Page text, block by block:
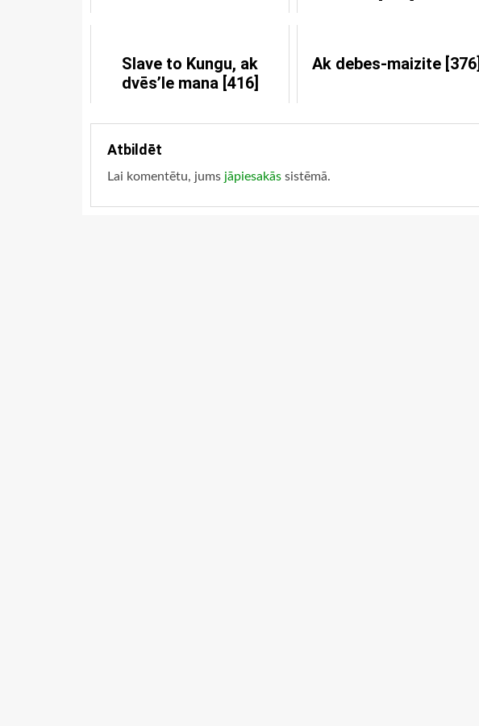
Slave to Kungu, ak
dvēs’le mana [416]
Ak debes-maizite [376]
Atbildēt
Lai komentētu, jums jāpiesakās sistēmā.